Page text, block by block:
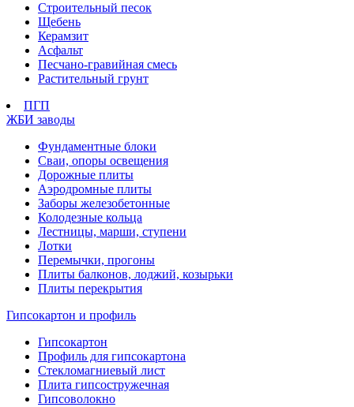
Строительный песок
Щебень
Керамзит
Асфальт
Песчано-гравийная смесь
Растительный грунт
ПГП
ЖБИ заводы
Фундаментные блоки
Сваи, опоры освещения
Дорожные плиты
Аэродромные плиты
Заборы железобетонные
Колодезные кольца
Лестницы, марши, ступени
Лотки
Перемычки, прогоны
Плиты балконов, лоджий, козырьки
Плиты перекрытия
Гипсокартон и профиль
Гипсокартон
Профиль для гипсокартона
Стекломагниевый лист
Плита гипсостружечная
Гипсоволокно